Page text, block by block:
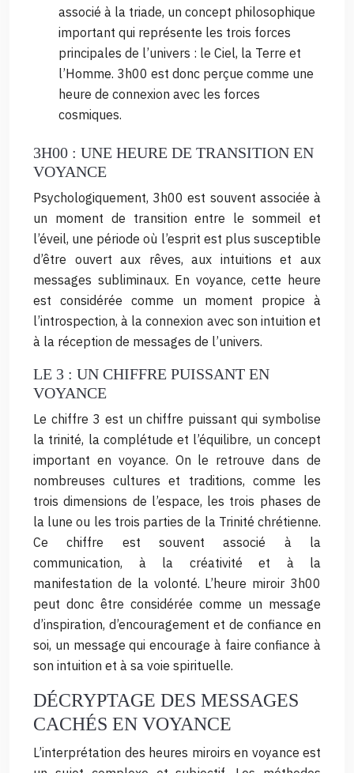
associé à la triade, un concept philosophique
important qui représente les trois forces
principales de l’univers : le Ciel, la Terre et
l’Homme. 3h00 est donc perçue comme une
heure de connexion avec les forces
cosmiques.
3H00 : UNE HEURE DE TRANSITION EN
VOYANCE
Psychologiquement, 3h00 est souvent associée à
un moment de transition entre le sommeil et
l’éveil, une période où l’esprit est plus susceptible
d’être ouvert aux rêves, aux intuitions et aux
messages subliminaux. En voyance, cette heure
est considérée comme un moment propice à
l’introspection, à la connexion avec son intuition et
à la réception de messages de l’univers.
LE 3 : UN CHIFFRE PUISSANT EN
VOYANCE
Le chiffre 3 est un chiffre puissant qui symbolise
la trinité, la complétude et l’équilibre, un concept
important en voyance. On le retrouve dans de
nombreuses cultures et traditions, comme les
trois dimensions de l’espace, les trois phases de
la lune ou les trois parties de la Trinité chrétienne.
Ce chiffre est souvent associé à la
communication, à la créativité et à la
manifestation de la volonté. L’heure miroir 3h00
peut donc être considérée comme un message
d’inspiration, d’encouragement et de confiance en
soi, un message qui encourage à faire confiance à
son intuition et à sa voie spirituelle.
DÉCRYPTAGE DES MESSAGES
CACHÉS EN VOYANCE
L’interprétation des heures miroirs en voyance est